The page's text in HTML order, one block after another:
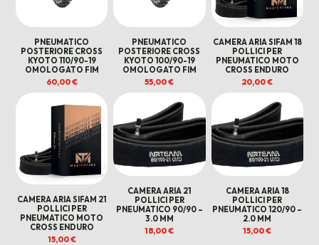
PNEUMATICO
POSTERIORE CROSS
KYOTO 110/90-19
OMOLOGATO FIM
60,00€
PNEUMATICO
POSTERIORE CROSS
KYOTO 100/90-19
OMOLOGATO FIM
55,00€
CAMERA ARIA SIFAM 18
POLLICI PER
PNEUMATICO MOTO
CROSS ENDURO
20,00€
CAMERA ARIA SIFAM 21
POLLICI PER
PNEUMATICO MOTO
CROSS ENDURO
15,00€
CAMERA ARIA 21
POLLICI PER
PNEUMATICO 90/90 –
3.0 MM
18,00€
CAMERA ARIA 18
POLLICI PER
PNEUMATICO 120/90 –
2.0 MM
15,00€